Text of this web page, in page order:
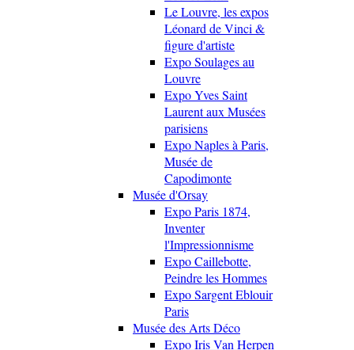
Le Louvre, les expos
Léonard de Vinci &
figure d'artiste
Expo Soulages au
Louvre
Expo Yves Saint
Laurent aux Musées
parisiens
Expo Naples à Paris,
Musée de
Capodimonte
Musée d'Orsay
Expo Paris 1874,
Inventer
l'Impressionnisme
Expo Caillebotte,
Peindre les Hommes
Expo Sargent Eblouir
Paris
Musée des Arts Déco
Expo Iris Van Herpen